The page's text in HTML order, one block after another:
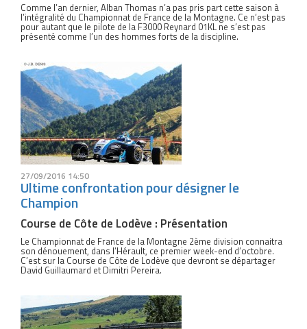
Comme l’an dernier, Alban Thomas n’a pas pris part cette saison à
l’intégralité du Championnat de France de la Montagne. Ce n’est pas
pour autant que le pilote de la F3000 Reynard 01KL ne s’est pas
présenté comme l’un des hommes forts de la discipline.
27/09/2016 14:50
Ultime confrontation pour désigner le
Champion
Course de Côte de Lodève : Présentation
Le Championnat de France de la Montagne 2ème division connaitra
son dénouement, dans l’Hérault, ce premier week-end d’octobre.
C’est sur la Course de Côte de Lodève que devront se départager
David Guillaumard et Dimitri Pereira.